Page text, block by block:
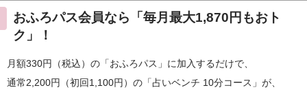
おふろパス会員なら「毎月最大1,870円もおト
ク」！
月額330円（税込）の「おふろパス」に加入するだけで、
通常2,200円（初回1,100円）の「占いベンチ 10分コース」が、